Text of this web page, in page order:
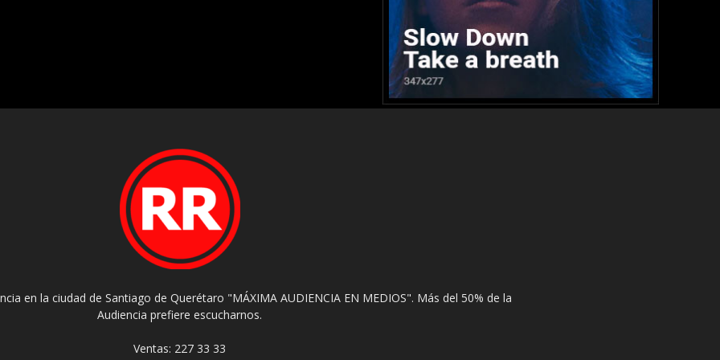
en la ciudad de Santiago de Querétaro "MÁXIMA AUDIENCIA EN MEDIOS". Más del 50% de la
Audiencia prefiere escucharnos.
Ventas: 227 33 33